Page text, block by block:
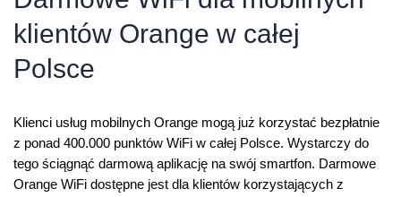
klientów Orange w całej
Polsce
Klienci usług mobilnych Orange mogą już korzystać bezpłatnie
z ponad 400.000 punktów WiFi w całej Polsce. Wystarczy do
tego ściągnąć darmową aplikację na swój smartfon. Darmowe
Orange WiFi dostępne jest dla klientów korzystających z